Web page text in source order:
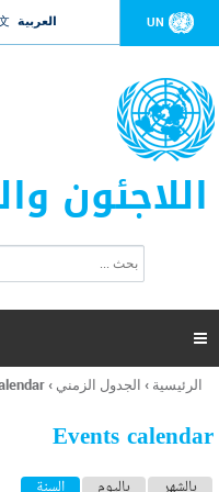
UN العربية
اللاجئون
ت
ر
ل
ح
ب

أنت
هنا
الرئيسية › الجدول الزمني ›
Events calendar